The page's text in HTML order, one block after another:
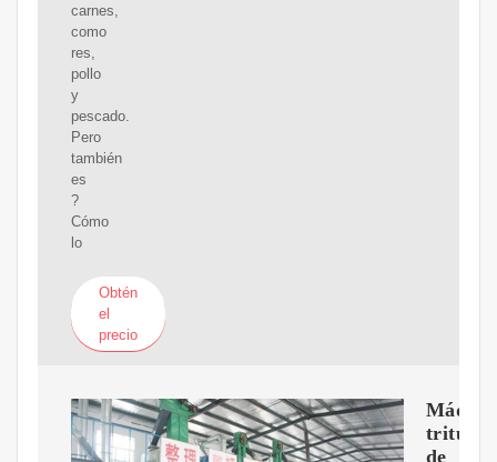
carnes,
como
res,
pollo
y
pescado.
Pero
también
es
?
Cómo
lo
Obtén
el
precio
de